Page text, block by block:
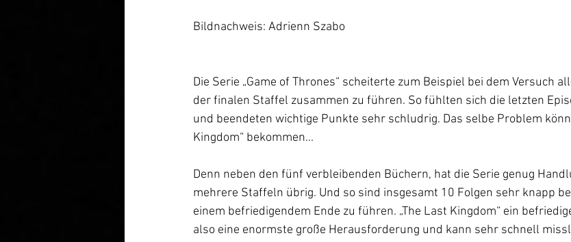
Bildnachweis: Adrienn Szabo
Die Serie „Game of Thrones“ scheiterte zum Beispiel bei dem Versuch
der finalen Staffel zusammen zu führen. So fühlten sich die letzten
und beendeten wichtige Punkte sehr schludrig. Das selbe Problem
Kingdom“ bekommen...
Denn neben den fünf verbleibenden Büchern, hat die Serie genug
mehrere Staffeln übrig. Und so sind insgesamt 10 Folgen sehr knapp
einem befriedigendem Ende zu führen. „The Last Kingdom“ ein
also eine enormste große Herausforderung und kann sehr schnell